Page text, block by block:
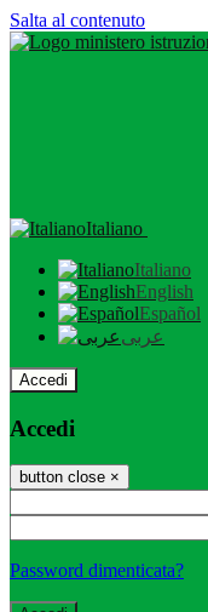
Salta al contenuto
Italiano
Italiano
English
Español
عربى
Accedi
Accedi
button close ×
Password dimenticata?